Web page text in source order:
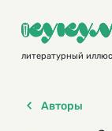
contentлитературный
Авторы